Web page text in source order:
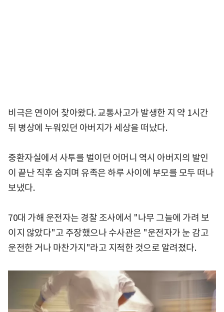
비극은 연이어 찾아왔다. 교통사고가 발생한 지 약 1시간
뒤 병상에 누워있던 아버지가 세상을 떠났다.
중환자실에서 사투를 벌이던 어머니 역시 아버지의 발인
이 끝난 직후 숨지며 유족은 하루 사이에 부모를 모두 떠나
보냈다.
70대 가해 운전자는 경찰 조사에서 "나무 그늘에 가려 보
이지 않았다"고 주장했으나 수사관은 "운전자가 눈 감고
운전한 거나 마찬가지"라고 지적한 것으로 알려졌다.